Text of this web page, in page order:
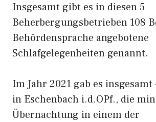
Insgesamt gibt es in diesen 5
Beherbergungsbetrieben 108
Behördensprache angebotene
Schlafgelegenheiten genannt.
Im Jahr 2021 gab es insgesamt
in Eschenbach i.d.OPf., die
Übernachtung in einem der